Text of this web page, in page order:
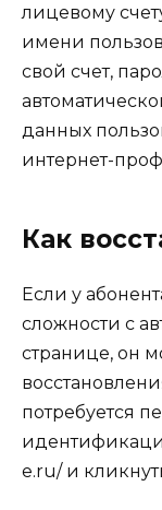
лицевому
имени
свой счет,
данных
интернет-
Как
Если у
сложности с
странице, он
потребуется
e.ru/ и